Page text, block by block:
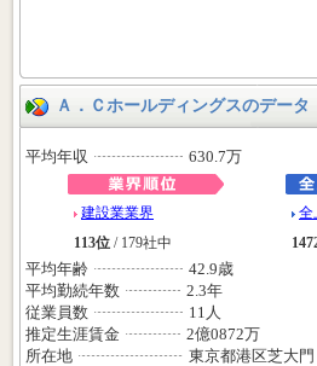
Ａ．Ｃホールディングスのデータ
平均年収 630.7万
建設業業界
113位 / 179社中
全
平均年齢
42.9歳
平均勤続年数
2.3年
従業員数
11人
推定生涯賃金
2億0872万
所在地
東京都港区芝大門